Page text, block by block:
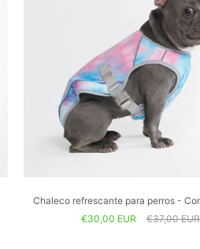
Chaleco refrescante para perros -
€30,00 EUR
€37,00 EUR